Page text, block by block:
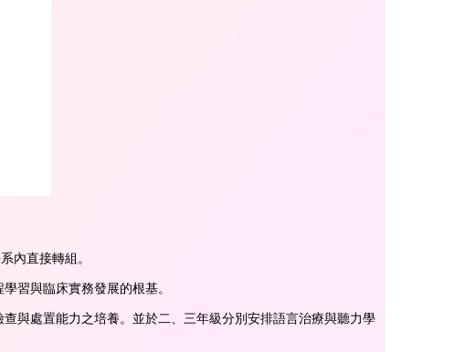
內直接轉組。
習與臨床實務發展的根基。
與處置能力之培養。並於二、三年級分別安排語言治療與聽力學